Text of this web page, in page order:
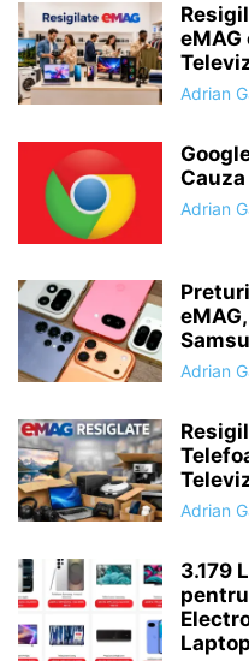
eMAG
Adrian
Adrian
Adrian
Adrian
3.179